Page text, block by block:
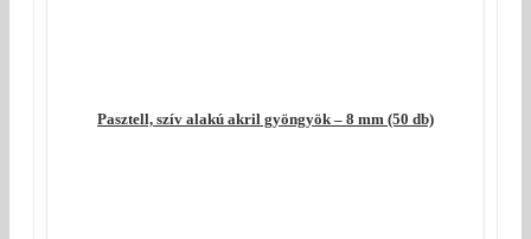
Pasztell, szív alakú akril gyöngyök – 8 mm (50 db)